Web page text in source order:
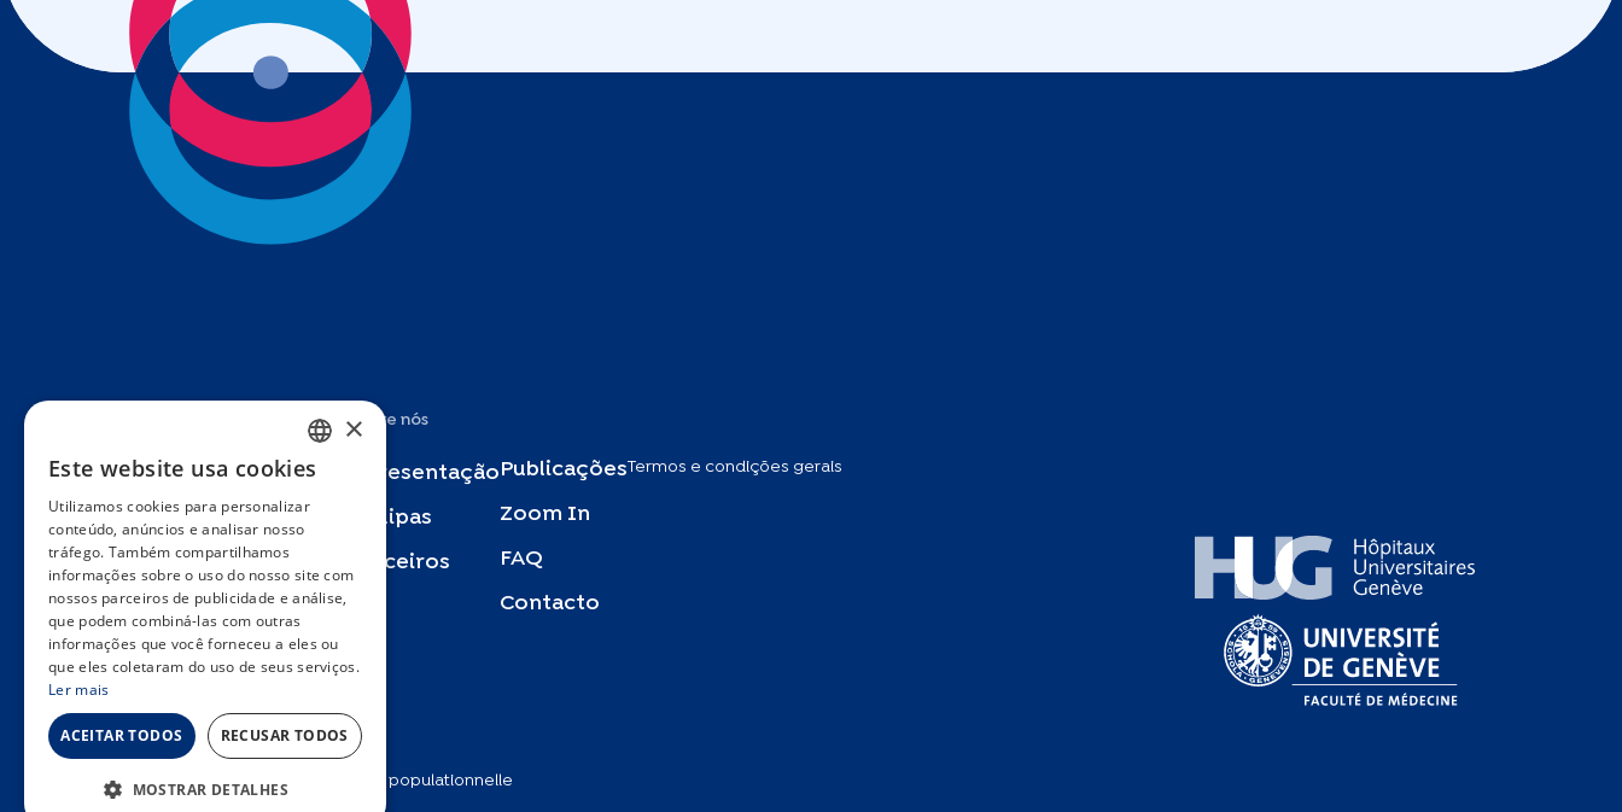
Specchio
Bus Santé
SEROCoV-KIDS
SEROCoV-Schools
Specchio-COVID19
Sobre nós
Apresentação
Equipas
Parceiros
Publicações
Zoom In
FAQ
Contacto
Termos e condições gerais
Hôpitaux Universitaires Genève
Université de Genève
2025 © Unité d’épidémiologie populationnelle
FRENCH
ENGLISH
SPANISH
GERMAN
ITALIAN
PORTUGUESE
×
Este website usa cookies
Utilizamos cookies para personalizar
conteúdo, anúncios e analisar nosso
tráfego. Também compartilhamos
informações sobre o uso do nosso site com
nossos parceiros de publicidade e análise,
que podem combiná-las com outras
informações que você forneceu a eles ou
que eles coletaram do uso de seus serviços.
Ler mais
ACEITAR TODOS RECUSAR TODOS
MOSTRAR DETALHES